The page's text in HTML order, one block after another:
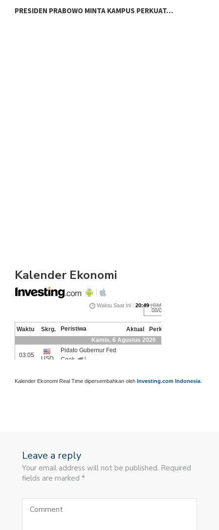
PRESIDEN PRABOWO MINTA KAMPUS PERKUAT…
Kalender Ekonomi
Kalender Ekonomi Real Time dipersembahkan oleh Investing.com Indonesia
Leave a reply
Your email address will not be published. Required
fields are marked *